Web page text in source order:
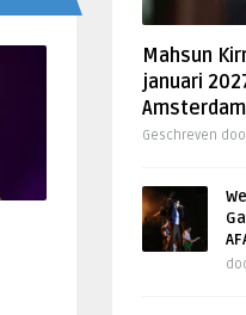
Mahsun
januari
Amsterdam
Geschreven